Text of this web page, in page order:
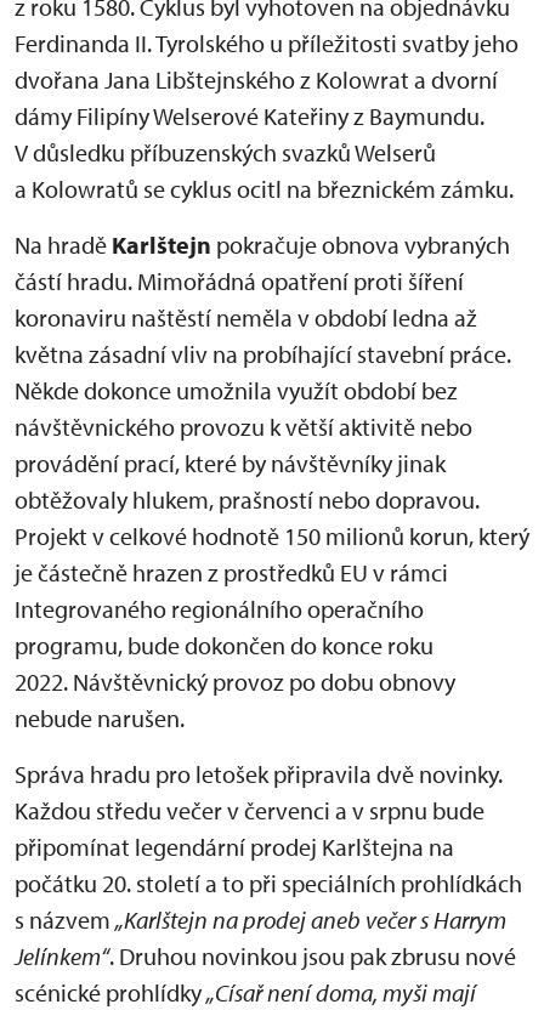
z roku 1580. Cyklus byl vyhotoven na objednávku
Ferdinanda II. Tyrolského u příležitosti svatby jeho
dvořana Jana Libštejnského z Kolowrat a dvorní
dámy Filipíny Welserové Kateřiny z Baymundu.
V důsledku příbuzenských svazků Welserů
a Kolowratů se cyklus ocitl na březnickém zámku.
Na hradě Karlštejn pokračuje obnova vybraných
částí hradu. Mimořádná opatření proti šíření
koronaviru naštěstí neměla v období ledna až
května zásadní vliv na probíhající stavební práce.
Někde dokonce umožnila využít období bez
návštěvnického provozu k větší aktivitě nebo
provádění prací, které by návštěvníky jinak
obtěžovaly hlukem, prašností nebo dopravou.
Projekt v celkové hodnotě 150 milionů korun, který
je částečně hrazen z prostředků EU v rámci
Integrovaného regionálního operačního
programu, bude dokončen do konce roku
2022. Návštěvnický provoz po dobu obnovy
nebude narušen.
Správa hradu pro letošek připravila dvě novinky.
Každou středu večer v červenci a v srpnu bude
připomínat legendární prodej Karlštejna na
počátku 20. století a to při speciálních prohlídkách
s názvem „Karlštejn na prodej aneb večer s Harrym
Jelínkem“. Druhou novinkou jsou pak zbrusu nové
scénické prohlídky„Císař není doma, myši mají